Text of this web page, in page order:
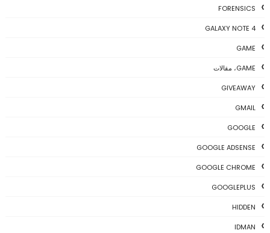
FORENSICS
GALAXY NOTE 4
GAME
GAME، مقالات
GIVEAWAY
GMAIL
GOOGLE
GOOGLE ADSENSE
GOOGLE CHROME
GOOGLEPLUS
HIDDEN
IDMAN